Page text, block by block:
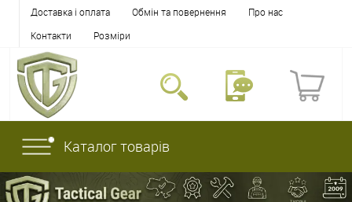
Доставка і оплата Обмін та повернення
Про нас
Контакти
Розміри
Каталог товарів